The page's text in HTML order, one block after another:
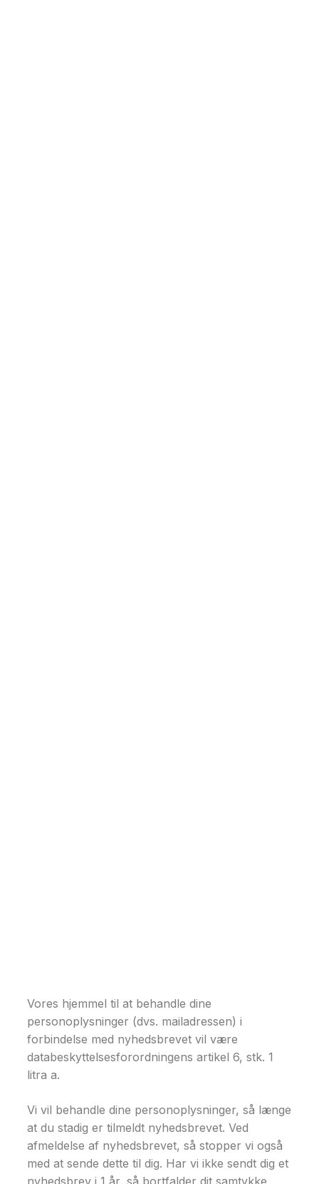
Vores hjemmel til at behandle dine
personoplysninger (dvs. mailadressen) i
forbindelse med nyhedsbrevet vil være
databeskyttelsesforordningens artikel 6, stk. 1
litra a.
Vi vil behandle dine personoplysninger, så længe
at du stadig er tilmeldt nyhedsbrevet. Ved
afmeldelse af nyhedsbrevet, så stopper vi også
med at sende dette til dig. Har vi ikke sendt dig et